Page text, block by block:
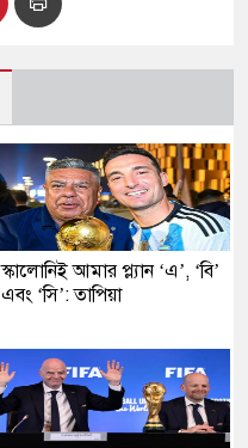
স্কালোনিই আমার প্ল্যান ‘এ’, ‘বি’
এবং ‘সি’: তাপিয়া